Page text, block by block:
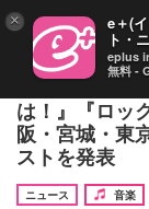
スピッツ、恒
は！』『ロッ
阪・宮城・東
ストを発表
ニュース
音楽
× e＋(
ト・
eplus
無料 -